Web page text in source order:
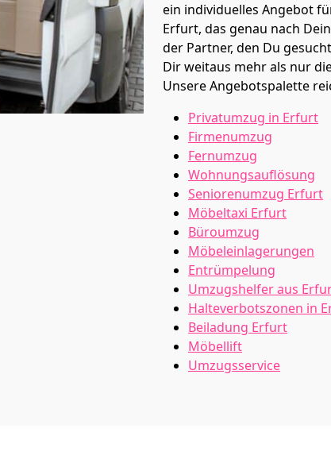
ein individuelles Angebot
Erfurt, das genau nach
der Partner, den Du
Dir weitaus mehr als nur
Unsere Angebotspalette
Privatumzug in Erfurt
Firmenumzug
Fernumzug
Wohnungsauflösung
Seniorenumzug Erfurt
Möbeltaxi Erfurt
Büroumzug
Möbeleinlagerungen
Entrümpelung
Umzugshelfer aus
Halteverbotszonen in
Beiladung Erfurt
Möbellift
Umzugsservice